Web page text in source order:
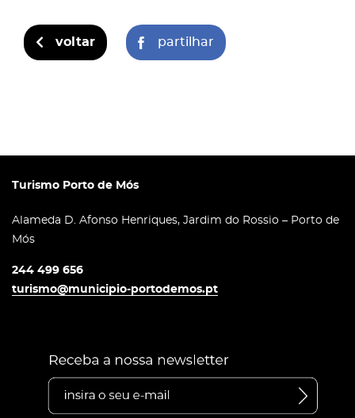
voltar partilhar
Turismo Porto de Mós
Alameda D. Afonso Henriques, Jardim do Rossio – Porto de
Mós
244 499 656
turismo@municipio-portodemos.pt